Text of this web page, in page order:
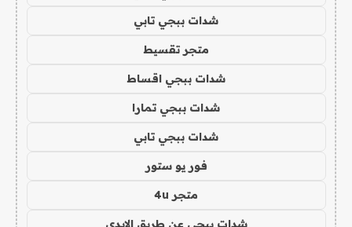
شدات ببجي تابي
متجر تقسيط
شدات ببجي اقساط
شدات ببجي تمارا
شدات ببجي تابي
فور يو ستور
متجر 4u
شدات ببجي عن طريق الايدي